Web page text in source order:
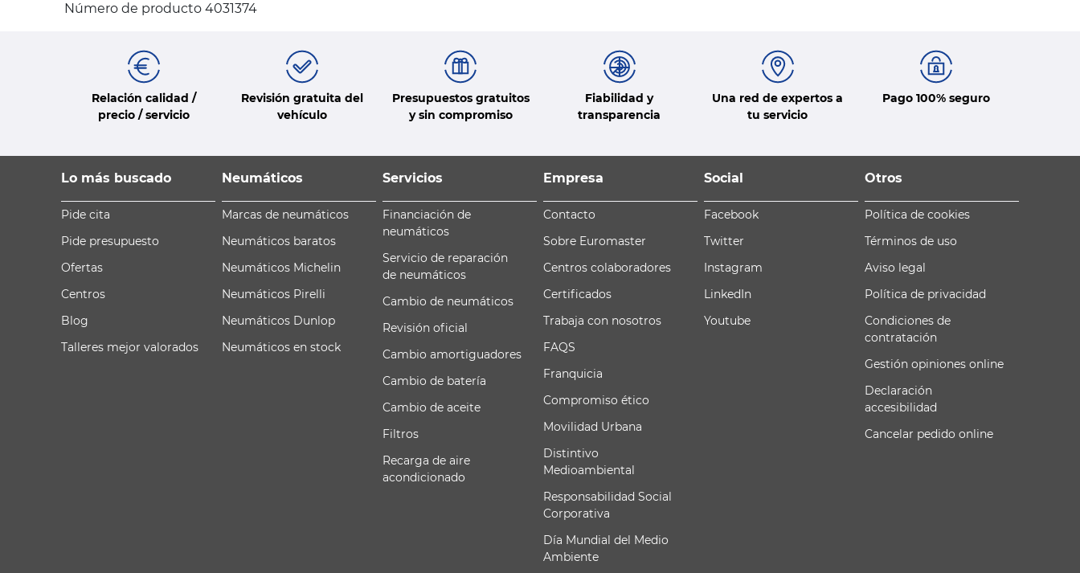
Número de producto 4031374
Relación calidad /
precio / servicio
Revisión gratuita del
vehículo
Presupuestos gratuitos
y sin compromiso
Fiabilidad y
transparencia
Una red de expertos a
tu servicio
Pago 100% seguro
Lo más buscado
Pide cita
Pide presupuesto
Ofertas
Centros
Blog
Talleres mejor valorados
Neumáticos
Marcas de neumáticos
Neumáticos baratos
Neumáticos Michelin
Neumáticos Pirelli
Neumáticos Dunlop
Neumáticos en stock
Servicios
Financiación de
neumáticos
Servicio de reparación
de neumáticos
Cambio de neumáticos
Revisión oficial
Cambio amortiguadores
Cambio de batería
Cambio de aceite
Filtros
Recarga de aire
acondicionado
Empresa
Contacto
Sobre Euromaster
Centros colaboradores
Certificados
Trabaja con nosotros
FAQS
Franquicia
Compromiso ético
Movilidad Urbana
Distintivo
Medioambiental
Responsabilidad Social
Corporativa
Día Mundial del Medio
Ambiente
Social
Facebook
Twitter
Instagram
LinkedIn
Youtube
Otros
Política de cookies
Términos de uso
Aviso legal
Política de privacidad
Condiciones de
contratación
Gestión opiniones online
Declaración
accesibilidad
Cancelar pedido online